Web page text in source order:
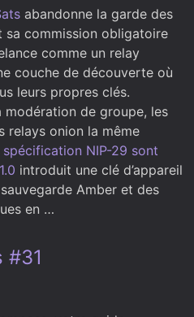
abandonne la garde des
sa commission obligatoire
comme un relay
couche de découverte où
leurs propres clés.
modération de groupe, les
relays onion la même
spécification NIP-29 sont
introduit une clé d’appareil
Amber et des
en …
#31